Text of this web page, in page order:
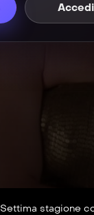
Accedi
Settima stagione